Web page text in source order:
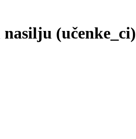
(učenke_ci)